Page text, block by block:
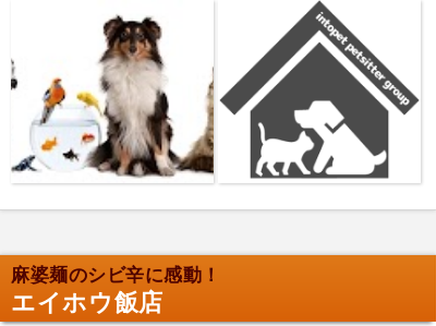
麻婆麺のシビ辛に感動！
エイホウ飯店